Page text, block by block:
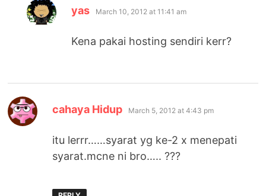
yas says:
March 10, 2012 at 11:41 am
Kena pakai hosting sendiri kerr?
cahaya Hidup says:
March 5, 2012 at 4:43 pm
itu lerrr……syarat yg ke-2 x menepati
syarat.mcne ni bro….. ???